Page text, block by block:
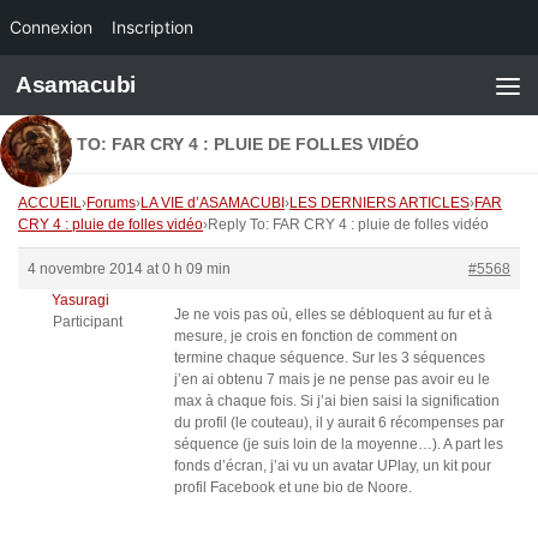
Connexion Inscription
Skip to content
Asamacubi
REPLY TO: FAR CRY 4 : PLUIE DE FOLLES VIDÉO
ACCUEIL›Forums›LA VIE d’ASAMACUBI ›LES DERNIERS ARTICLES›FAR
CRY 4 : pluie de folles vidéo›Reply To: FAR CRY 4 : pluie de folles vidéo
4 novembre 2014 at 0 h 09 min
#5568
Yasuragi
Participant
Je ne vois pas où, elles se débloquent au fur et à
mesure, je crois en fonction de comment on
termine chaque séquence. Sur les 3 séquences
j’en ai obtenu 7 mais je ne pense pas avoir eu le
max à chaque fois. Si j’ai bien saisi la signification
du profil (le couteau), il y aurait 6 récompenses par
séquence (je suis loin de la moyenne…). A part les
fonds d’écran, j’ai vu un avatar UPlay, un kit pour
profil Facebook et une bio de Noore.